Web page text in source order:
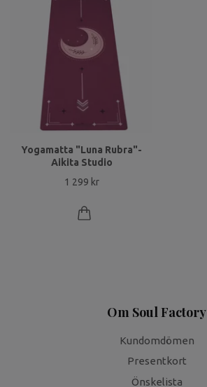
Yogamatta "Luna Rubra"-
Aikita Studio
1 299 kr
Om Soul Factory
Kundomdömen
Presentkort
Önskelista